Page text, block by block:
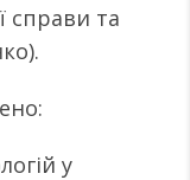
справи та
у